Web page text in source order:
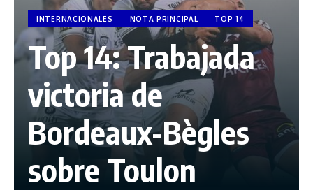
INTERNACIONALES NOTA PRINCIPAL TOP 14
Top 14: Trabajada
victoria de
Bordeaux-Bègles
sobre Toulon